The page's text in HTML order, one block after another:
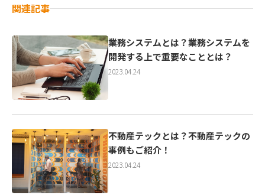
関連記事
業務システムとは？業務システムを
開発する上で重要なこととは？
2023.04.24
不動産テックとは？不動産テックの
事例もご紹介！
2023.04.24